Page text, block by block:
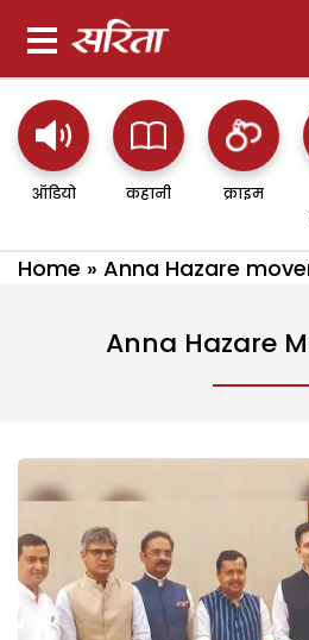
ऑडियो कहानी क्राइम
Home » Anna Hazare
Anna Hazare